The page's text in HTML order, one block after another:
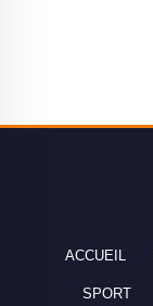
ACCUEIL
SPORT